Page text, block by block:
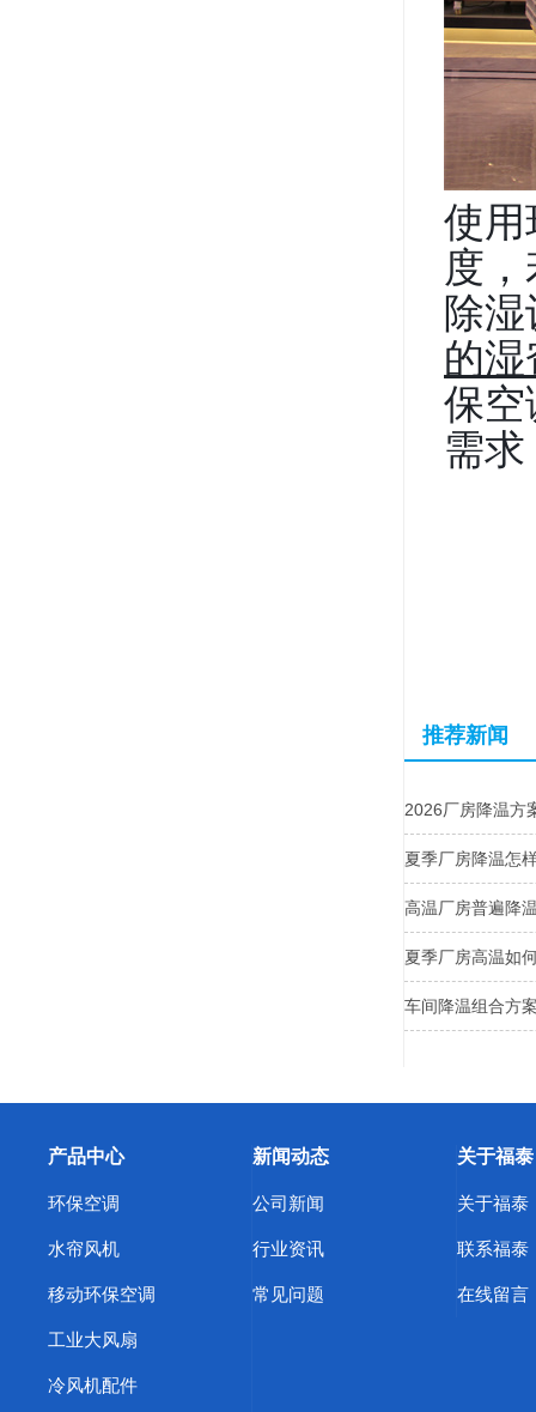
使用
度
除
的
保空
需
推荐新闻
2026厂房降温方
夏季厂房降温怎
高温厂房普遍降
夏季厂房高温如
车间降温组合方
产品中心
环保空调
水帘风机
移动环保空调
工业大风扇
冷风机配件
新闻动态
公司新闻
行业资讯
常见问题
关于福泰
关于福泰
联系福泰
在线留言